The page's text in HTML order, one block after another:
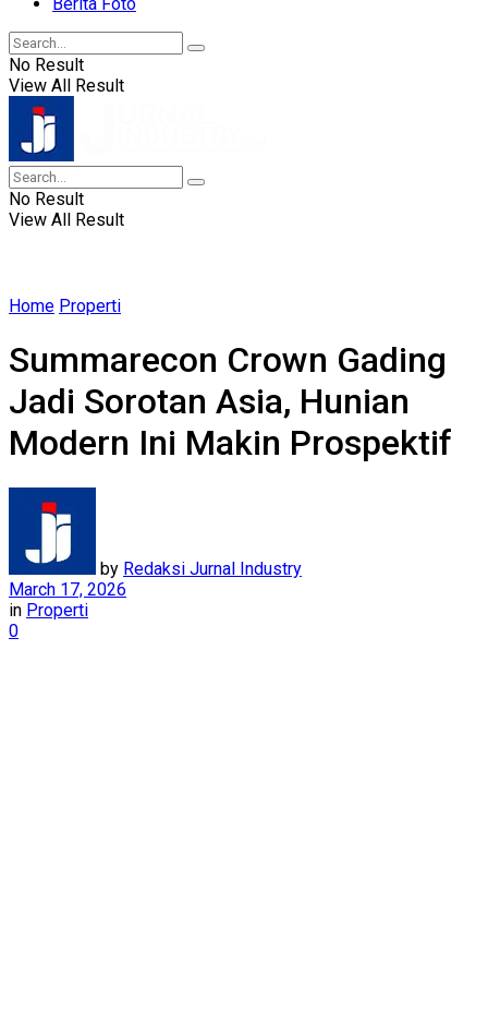
No Result
View All Result
No Result
View All Result
Home Properti
Summarecon Crown Gading
Jadi Sorotan Asia, Hunian
Modern Ini Makin Prospektif
by Redaksi Jurnal Industry
March 17, 2026
in Properti
0